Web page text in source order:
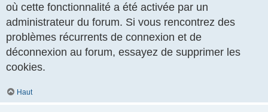
où cette fonctionnalité a été activée par un
administrateur du forum. Si vous rencontrez des
problèmes récurrents de connexion et de
déconnexion au forum, essayez de supprimer les
cookies.
Haut